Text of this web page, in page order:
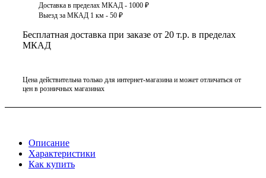
Доставка в пределах МКАД - 1000 ₽
Выезд за МКАД 1 км - 50 ₽
Бесплатная доставка при заказе от 20 т.р. в пределах
МКАД
Цена действительна только для интернет-магазина и может отличаться от
цен в розничных магазинах
Описание
Характеристики
Как купить